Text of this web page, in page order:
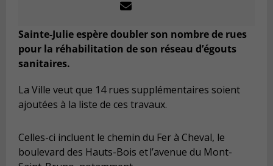
Sainte-Julie espère doubler son nombre de rues
pour la réhabilitation de son réseau d’égouts
sanitaires.
La Ville veut que 14 rues supplémentaires soient
ajoutées à la liste de ces travaux.
Celles-ci incluent le chemin du Fer à Cheval, le
boulevard des Hauts-Bois et l’avenue du Mont-